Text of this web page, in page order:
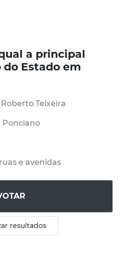
a principal
do Estado em
Teixeira
Ponciano
e avenidas
resultados